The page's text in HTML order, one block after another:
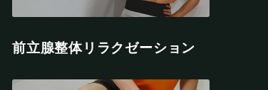
前立腺整体リラクゼーション